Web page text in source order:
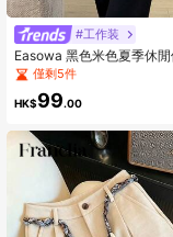
#工作装
Easowa 黑色米色夏季休閒
室V領寬肩西裝外套，金屬
下擺A字版型時尚寬鬆薄款
僅剩5件
HK$99.00